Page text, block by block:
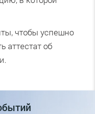
чтобы успешно
аттестат об